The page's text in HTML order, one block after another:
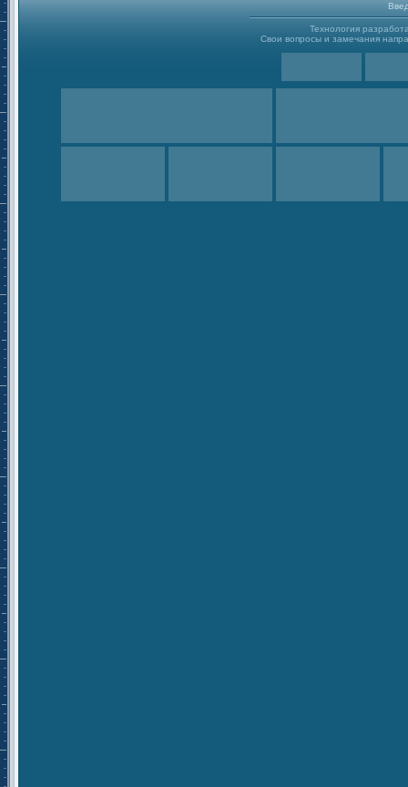
Технология
Свои вопросы и замечания